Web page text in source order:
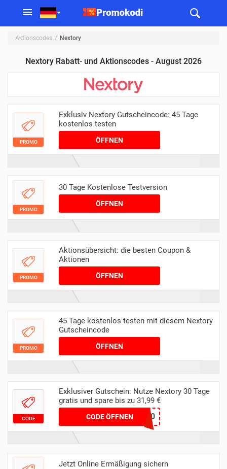
Aktionscodes Nextory
Nextory Rabatt- und Aktionscodes - August 2026
PROMO
Exklusiv Nextory Gutscheincode: 45 Tage
kostenlos testen
ÖFFNEN
PROMO
30 Tage Kostenlose Testversion
ÖFFNEN
PROMO
Aktionsübersicht: die besten Coupon &
Aktionen
ÖFFNEN
PROMO
45 Tage kostenlos testen mit diesem Nextory
Gutscheincode
ÖFFNEN
CODE
Exklusiver Gutschein: Nutze Nextory 30 Tage
gratis und spare bis zu 31,99 €
CODE ÖFFNENteste30
Jetzt Online Ermäßigung sichern